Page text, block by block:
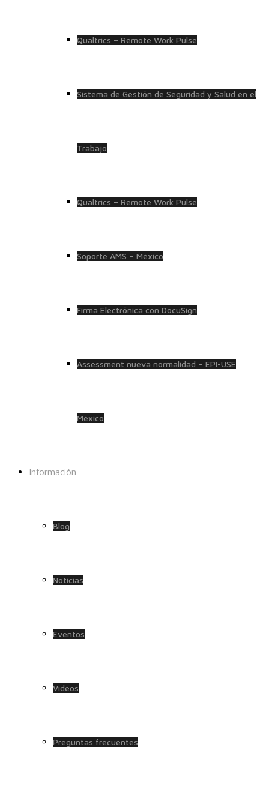
Qualtrics – Remote Work Pulse
Sistema de Gestión de Seguridad y Salud en el
Trabajo
Qualtrics – Remote Work Pulse
Soporte AMS – México
Firma Electrónica con DocuSign
Assessment nueva normalidad – EPI-USE
México
Información
Blog
Noticias
Eventos
Videos
Preguntas frecuentes